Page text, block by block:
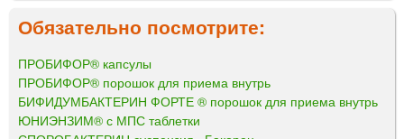
Обязательно посмотрите:
ПРОБИФОР® капсулы
ПРОБИФОР® порошок для приема внутрь
БИФИДУМБАКТЕРИН ФОРТЕ ® порошок для приема внутрь
ЮНИЭНЗИМ® с МПС таблетки